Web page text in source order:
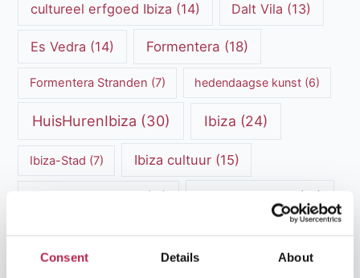
Consent Details About
cultureel erfgoed Ibiza (14) Dalt Vila (13)
Es Vedra (14) Formentera (18)
Formentera Stranden (7) hedendaagse kunst(6)
HuisHurenIbiza (30) Ibiza (24)
Ibiza-Stad (7) Ibiza cultuur(15)
Ibiza restaurants Ibiza stranden